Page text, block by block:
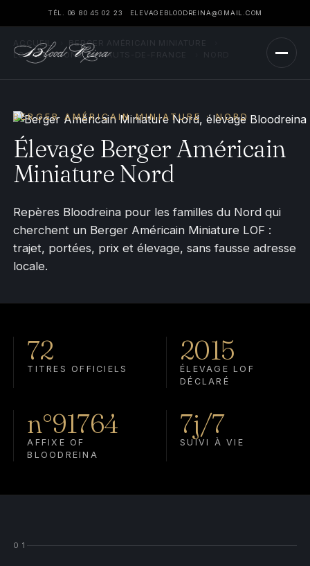
TÉL. 06 80 45 02 23 ELEVAGEBLOODREINA@GMAIL.COM
ACCUEIL BERGER AMÉRICAIN MINIATURE
LOCALISATIONS
› HAUTS-DE-FRANCE
BERGER AMÉRICAIN MINIATURE · NORD
Élevage Berger Américain
Miniature Nord
Repères Bloodreina pour les familles du Nord qui
cherchent un Berger Américain Miniature LOF :
trajet, portées, prix et élevage, sans fausse adresse
locale.
72
TITRES OFFICIELS
2015
ÉLEVAGE LOF
DÉCLARÉ
n°91764
AFFIXE OF
BLOODREINA
7j/7
SUIVI À VIE
01